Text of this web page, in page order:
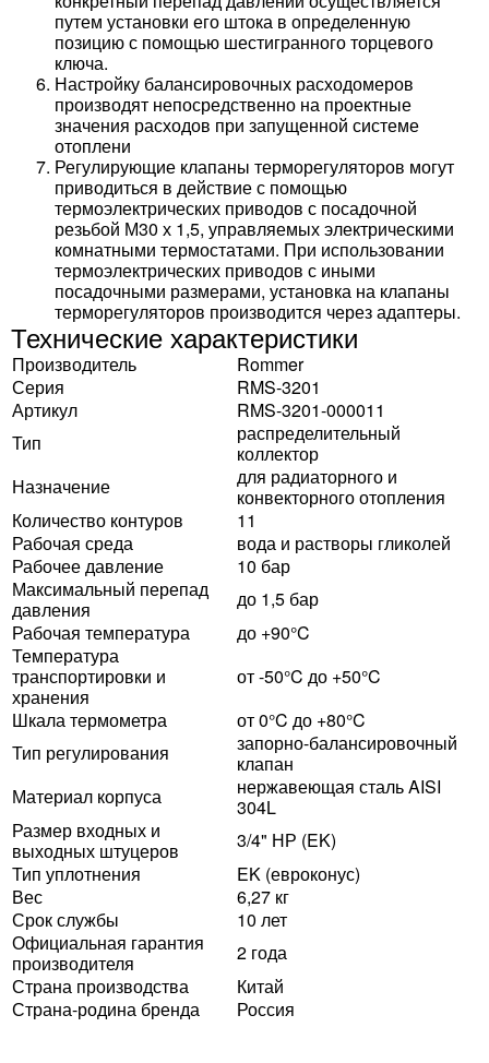
путем установки его штока в определенную
позицию с помощью шестигранного торцевого
ключа.
Настройку балансировочных расходомеров
производят непосредственно на проектные
значения расходов при запущенной системе
отоплени
Регулирующие клапаны терморегуляторов могут
приводиться в действие с помощью
термоэлектрических приводов с посадочной
резьбой М30 х 1,5, управляемых электрическими
комнатными термостатами. При использовании
термоэлектрических приводов с иными
посадочными размерами, установка на клапаны
терморегуляторов производится через адаптеры.
Технические характеристики
Производитель
Rommer
Серия
RMS-3201
Артикул
RMS-3201-000011
Тип
распределительный
коллектор
Назначение
для радиаторного и
конвекторного отопления
Количество контуров
11
Рабочая среда
вода и растворы гликолей
Рабочее давление
10 бар
Максимальный перепад
давления
до 1,5 бар
Рабочая температура
до +90°C
Температура
транспортировки и
хранения
от -50°C до +50°C
Шкала термометра
от 0°C до +80°C
Тип регулирования
запорно-балансировочный
клапан
Материал корпуса
нержавеющая сталь AISI
304L
Размер входных и
выходных штуцеров
3/4" НР (EK)
Тип уплотнения
EK (евроконус)
Вес
6,27 кг
Срок службы
10 лет
Официальная гарантия
производителя
2 года
Страна производства
Китай
Страна-родина бренда
Россия